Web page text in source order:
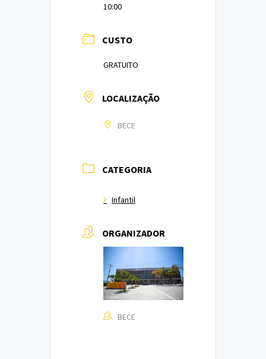
10:00
CUSTO
GRATUITO
LOCALIZAÇÃO
BECE
CATEGORIA
Infantil
ORGANIZADOR
BECE